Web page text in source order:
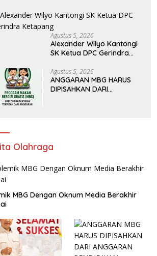
Agustus 5, 2026
Alexander Wilyo Kantongi
SK Ketua DPC Gerindra
Agustus 5, 2026
ANGGARAN MBG HARUS
DIPISAHKAN DARI
Olahraga
MBG Dengan Oknum Media Berakhir